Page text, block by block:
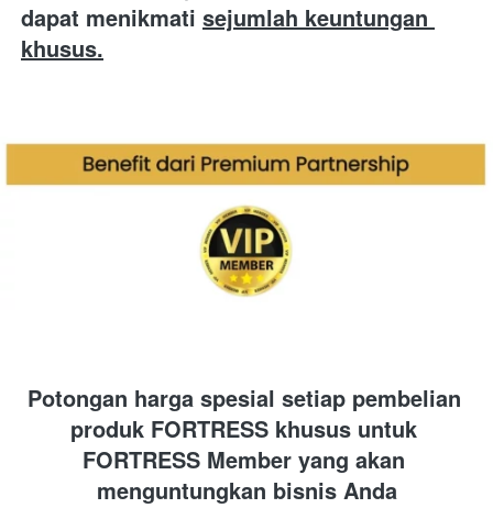
dapat menikmati sejumlah keuntungan
khusus.
Potongan harga spesial setiap pembelian
produk FORTRESS khusus untuk
FORTRESS Member yang akan
menguntungkan bisnis Anda